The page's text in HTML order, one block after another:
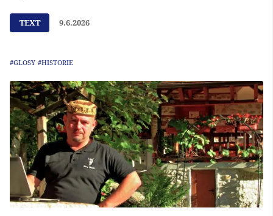
TEXT 9.6.2026
#GLOSY #HISTORIE